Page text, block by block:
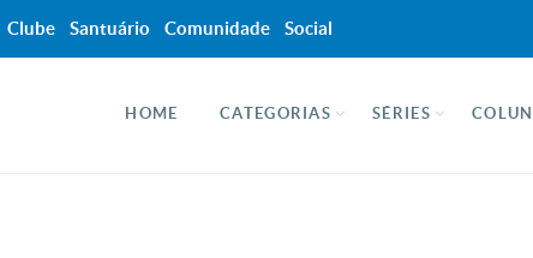
HOME CATEGORIAS SÉRIES
Clube Santuário Comunidade Social